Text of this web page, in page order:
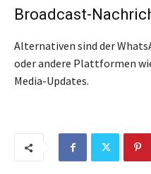
Broadcast-
Alternativen sind der
oder andere Plattformen
Media-Updates.